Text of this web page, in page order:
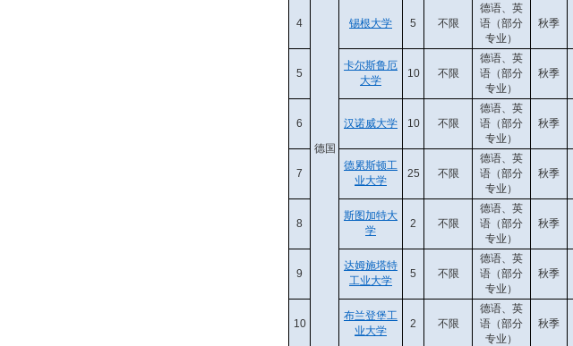
德国
4 锡根大学 5 不限
德语、英
语（部分
专业）
秋季
5
卡尔斯鲁厄
大学
10 不限
德语、英
语（部分
专业）
秋季
6 汉诺威大学 10 不限
德语、英
语（部分
专业）
秋季
7
德累斯顿工
业大学
25 不限
德语、英
语（部分
专业）
秋季
8
斯图加特大
学
2 不限
德语、英
语（部分
专业）
秋季
9
达姆施塔特
工业大学
5 不限
德语、英
语（部分
专业）
秋季
10
布兰登堡工
业大学
2 不限
德语、英
语（部分
专业）
秋季